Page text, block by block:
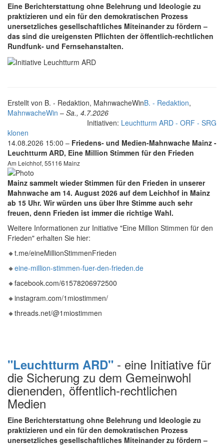
Eine Berichterstattung ohne Belehrung und Ideologie zu
praktizieren und ein für den demokratischen Prozess
unersetzliches gesellschaftliches Miteinander zu fördern –
das sind die ureigensten Pflichten der öffentlich-rechtlichen
Rundfunk- und Fernsehanstalten.
Erstellt von B. - Redaktion, MahnwacheWinB. - Redaktion,
MahnwacheWin – Sa., 4.7.2026
Initiativen: Leuchtturm ARD - ORF - SRG
klonen
14.08.2026 15:00 – Friedens- und Medien-Mahnwache Mainz -
Leuchtturm ARD, Eine Million Stimmen für den Frieden
Am Leichhof, 55116 Mainz
Mainz sammelt wieder Stimmen für den Frieden in unserer
Mahnwache am 14. August 2026 auf dem Leichhof in Mainz
ab 15 Uhr. Wir würden uns über Ihre Stimme auch sehr
freuen, denn Frieden ist immer die richtige Wahl.
Weitere Informationen zur Initiative "Eine Million Stimmen für den
Frieden" erhalten Sie hier:
🔸t.me/eineMillionStimmenFrieden
🔸eine-million-stimmen-fuer-den-frieden.de
🔸facebook.com/61578206972500
🔸instagram.com/1miostimmen/
🔸threads.net/@1miostimmen
"Leuchtturm ARD" - eine Initiative für
die Sicherung zu dem Gemeinwohl
dienenden, öffentlich-rechtlichen
Medien
Eine Berichterstattung ohne Belehrung und Ideologie zu
praktizieren und ein für den demokratischen Prozess
unersetzliches gesellschaftliches Miteinander zu fördern –